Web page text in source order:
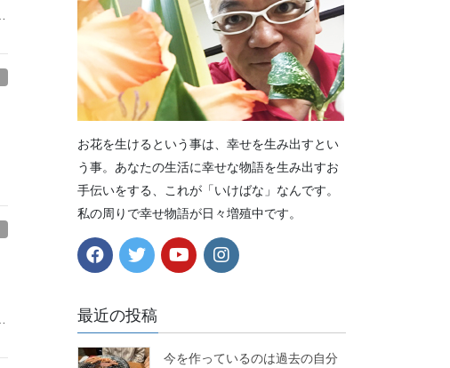
お花を生けるという事は、幸せを生み出すとい
う事。あなたの生活に幸せな物語を生み出すお
手伝いをする、これが「いけばな」なんです。
私の周りで幸せ物語が日々増殖中です。
最近の投稿
今を作っているのは過去の自分